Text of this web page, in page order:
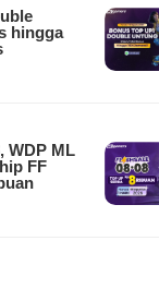
hingga
WDP ML
FF